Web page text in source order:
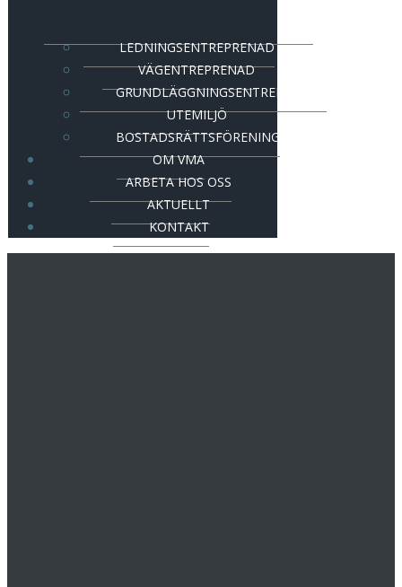
LEDNINGSENTREPRENAD
VÄGENTREPRENAD
GRUNDLÄGGNINGSENTREPRENAD
UTEMILJÖ
BOSTADSRÄTTSFÖRENING
OM VMA
ARBETA HOS OSS
AKTUELLT
KONTAKT